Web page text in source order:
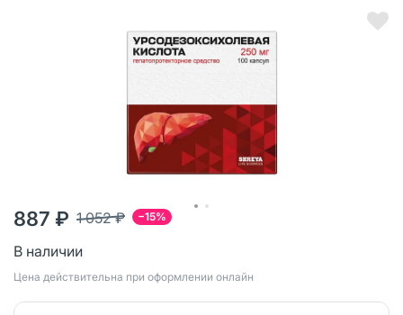
−15%
1 052 ₽
887 ₽
В наличии
Цена действительна при оформлении онлайн